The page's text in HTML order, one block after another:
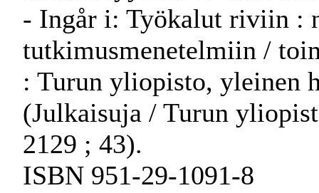
- Ingår i: Työkalut riviin :
tutkimusmenetelmiin /
: Turun yliopisto, yleinen
(Julkaisuja / Turun
2129 ; 43).
ISBN 951-29-1091-8